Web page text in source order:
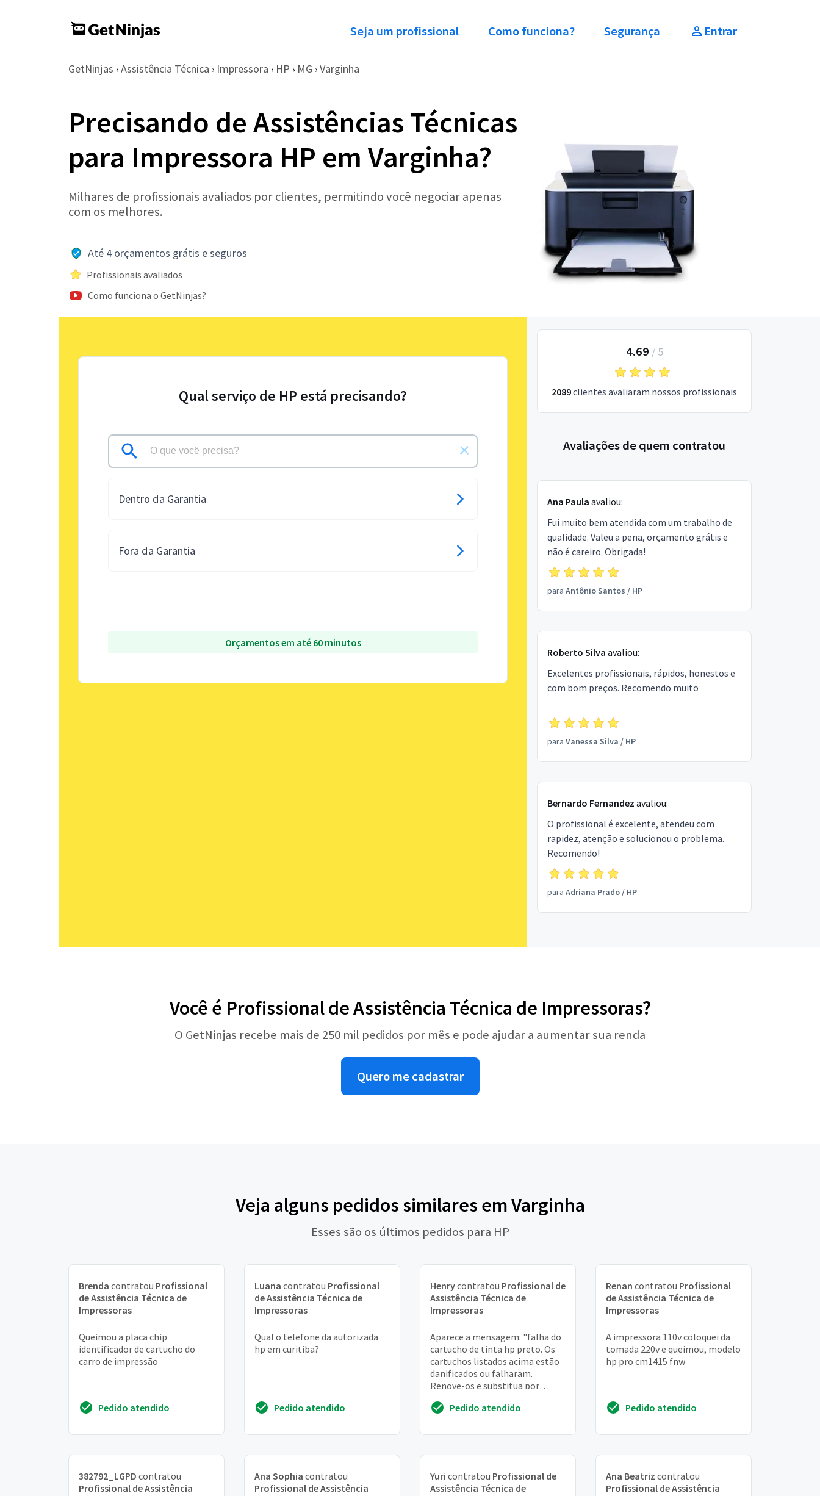
Seja um profissional Como funciona? Segurança Entrar
GetNinjas › Assistência Técnica › Impressora › HP › MG › Varginha
Precisando de Assistências Técnicas
para Impressora HP em Varginha?
Milhares de profissionais avaliados por clientes, permitindo você negociar apenas
com os melhores.
Até 4 orçamentos grátis e seguros
Profissionais avaliados
Como funciona o GetNinjas?
Qual serviço de HP está precisando?
Dentro da Garantia
Fora da Garantia
Orçamentos em até 60 minutos
4.69 / 5
2089clientes avaliaram nossos profissionais
Avaliações de quem contratou
Ana Paula avaliou:
Fui muito bem atendida com um trabalho de
qualidade. Valeu a pena, orçamento grátis e
não é careiro. Obrigada!
para Antônio Santos / HP
Roberto Silva avaliou:
Excelentes profissionais, rápidos, honestos e
com bom preços. Recomendo muito
para Vanessa Silva / HP
Bernardo Fernandez avaliou:
O profissional é excelente, atendeu com
rapidez, atenção e solucionou o problema.
Recomendo!
para Adriana Prado/ HP
Você é Profissional de Assistência Técnica de Impressoras?
O GetNinjas recebe mais de 250 mil pedidos por mês e pode ajudar a aumentar sua renda
Quero me cadastrar
Veja alguns pedidos similares em Varginha
Esses são os últimos pedidos para HP
Brenda contratou Profissional
de Assistência Técnica de
Impressoras
Queimou a placa chip
identificador de cartucho do
carro de impressão
Pedido atendido
Luana contratou Profissional
de Assistência Técnica de
Impressoras
Qual o telefone da autorizada
hp em curitiba?
Pedido atendido
Henrycontratou Profissional de
Assistência Técnica de
Impressoras
Aparece a mensagem: "falha do
cartucho de tinta hp preto. Os
cartuchos listados acima estão
danificados ou falharam.
Renove-os e substitua por
Pedido atendido
Renan contratou Profissional
de Assistência Técnica de
Impressoras
A impressora 110v coloquei da
tomada 220v e queimou, modelo
hp pro cm1415 fnw
Pedido atendido
382792_LGPD contratou
Profissional de Assistência
Ana Sophia contratou
Profissional de Assistência
Yuri contratou Profissional de
Assistência Técnica de
Ana Beatriz contratou
Profissional de Assistência